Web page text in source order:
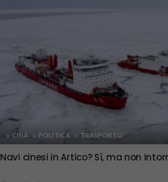
CINA POLITICA TRASPORTO
Navi cinesi in Artico? Sì, ma non